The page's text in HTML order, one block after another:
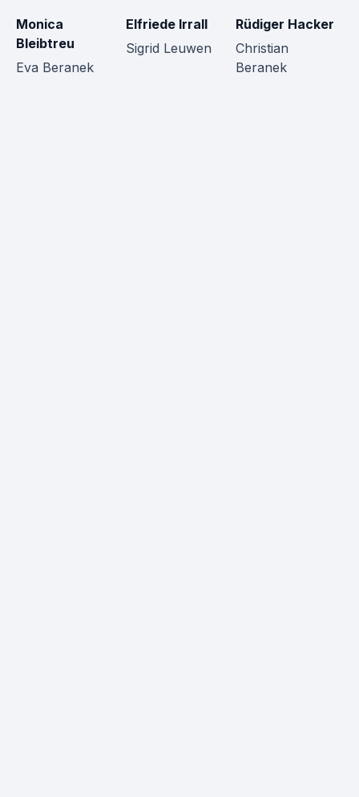
Monica
Bleibtreu
Eva Beranek
Elfriede Irrall
Sigrid Leuwen
Rüdiger Hacker
Christian
Beranek